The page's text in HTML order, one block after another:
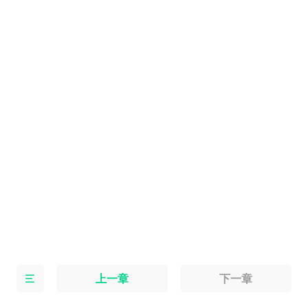
上一章 下一章